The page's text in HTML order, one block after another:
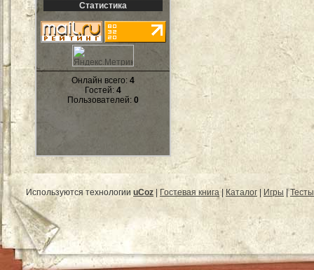
Статистика
Онлайн всего: 4
Гостей: 4
Пользователей: 0
Используются технологии uCoz Гостевая книга| Каталог Игры |Тесты